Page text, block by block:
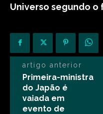
Universo segundo o
artigo anterior
Primeira-ministra
do Japão é
vaiada em
evento de